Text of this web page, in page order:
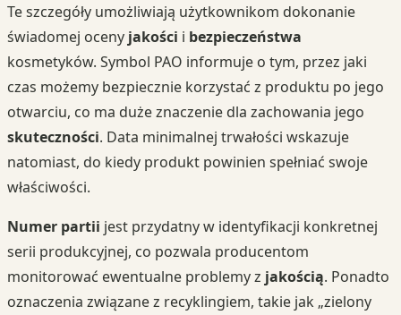
Te szczegóły umożliwiają użytkownikom dokonanie
świadomej oceny jakości i bezpieczeństwa
kosmetyków. Symbol PAO informuje o tym, przez jaki
czas możemy bezpiecznie korzystać z produktu po jego
otwarciu, co ma duże znaczenie dla zachowania jego
skuteczności. Data minimalnej trwałości wskazuje
natomiast, do kiedy produkt powinien spełniać swoje
właściwości.
Numer partii jest przydatny w identyfikacji konkretnej
serii produkcyjnej, co pozwala producentom
monitorować ewentualne problemy z jakością. Ponadto
oznaczenia związane z recyklingiem, takie jak „zielony